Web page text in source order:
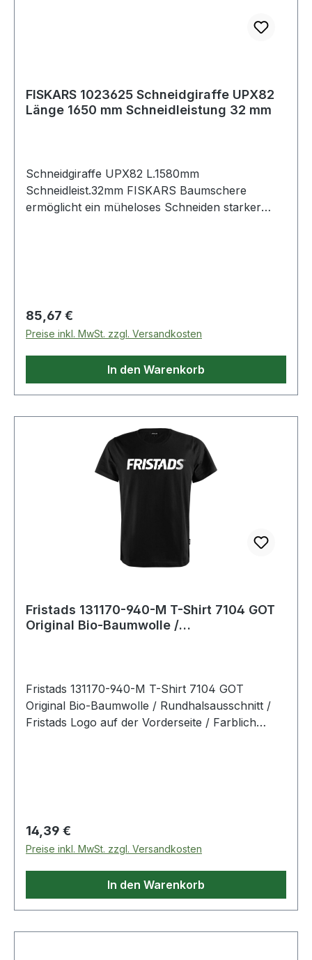
FISKARS 1023625 Schneidgiraffe UPX82
Länge 1650 mm Schneidleistung 32 mm
Schneidgiraffe UPX82 L.1580mm
Schneidleist.32mm FISKARS Baumschere
ermöglicht ein müheloses Schneiden starker
Regulärer Preis:
85,67 €
Preise inkl. MwSt. zzgl. Versandkosten
In den Warenkorb
Fristads 131170-940-M T-Shirt 7104 GOT
Original Bio-Baumwolle /
Fristads 131170-940-M T-Shirt 7104 GOT
Original Bio-Baumwolle / Rundhalsausschnitt /
Fristads Logo auf der Vorderseite / Farblich
Trockenreinigen
Regulärer Preis:
14,39 €
Preise inkl. MwSt. zzgl. Versandkosten
In den Warenkorb